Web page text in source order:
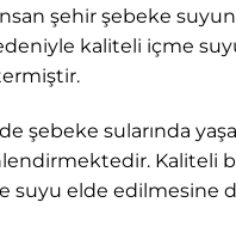
şehir şebeke
kaliteli içme
şebeke sularında
Kaliteli
suyu elde edilmesine